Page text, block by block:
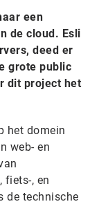
een
de cloud. Esli
deed er
grote public
dit project het
het domein
web- en
fiets-, en
de technische